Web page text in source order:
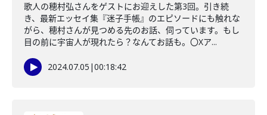
歌人の穂村弘さんをゲストにお迎えした第3回。引き続
き、最新エッセイ集『迷子手帳』のエピソードにも触れな
がら、穂村さんが見つめる先のお話、伺っています。もし
目の前に宇宙人が現れたら？なんてお話も。〇Xア...
2024.07.05 |00:18:42